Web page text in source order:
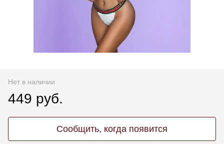
Нет в наличии
449 руб.
Сообщить, когда появится